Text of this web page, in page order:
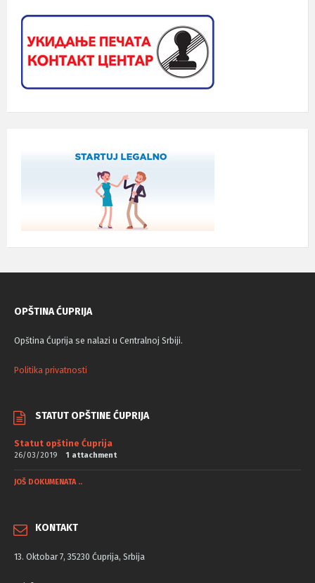
OPŠTINA ĆUPRIJA
Opština Ćuprija se nalazi u Centralnoj Srbiji.
Politika privatnosti
STATUT OPŠTINE ĆUPRIJA
Statut opštine Ćuprija
26/03/2019 1 attachment
JOŠ DOKUMENATA ..
KONTAKT
13. Oktobar 7, 35230 Ćuprija, Srbija